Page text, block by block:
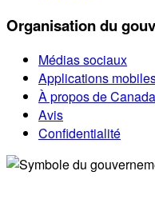
Organisation du
Médias sociaux
Applications
À propos de
Avis
Confidentialité